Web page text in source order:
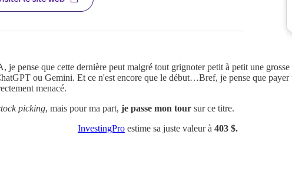
pense que cette dernière peut malgré tout grignoter petit à petit une
ou Gemini. Et ce n'est encore que le début…Bref, je pense que
menacé.
picking, mais pour ma part, je passe mon tour sur ce titre.
InvestingPro estime sa juste valeur à 403 $.